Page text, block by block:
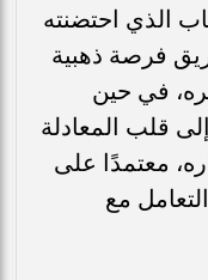
الذي احتضنته
فرصة ذهبية
في حين
قلب المعادلة
معتمدًا على
مع